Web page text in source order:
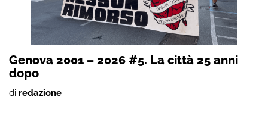
Genova 2001 – 2026 #5. La città 25 anni
dopo
di redazione